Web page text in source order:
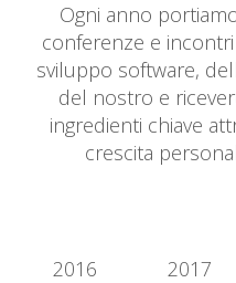
Ogni anno
conferenze e
sviluppo software,
del nostro e
ingredienti chiave
crescita
2016 2017